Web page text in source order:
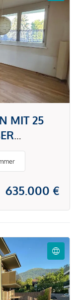
MIT 25
635.000 €